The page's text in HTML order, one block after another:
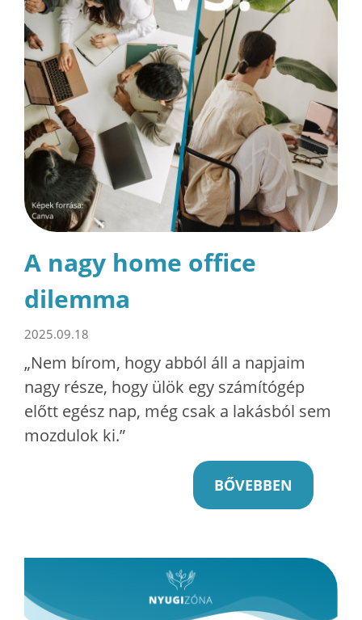
A nagy home office
dilemma
2025.09.18
„Nem bírom, hogy abból áll a napjaim
nagy része, hogy ülök egy számítógép
előtt egész nap, még csak a lakásból sem
mozdulok ki.”
BŐVEBBEN